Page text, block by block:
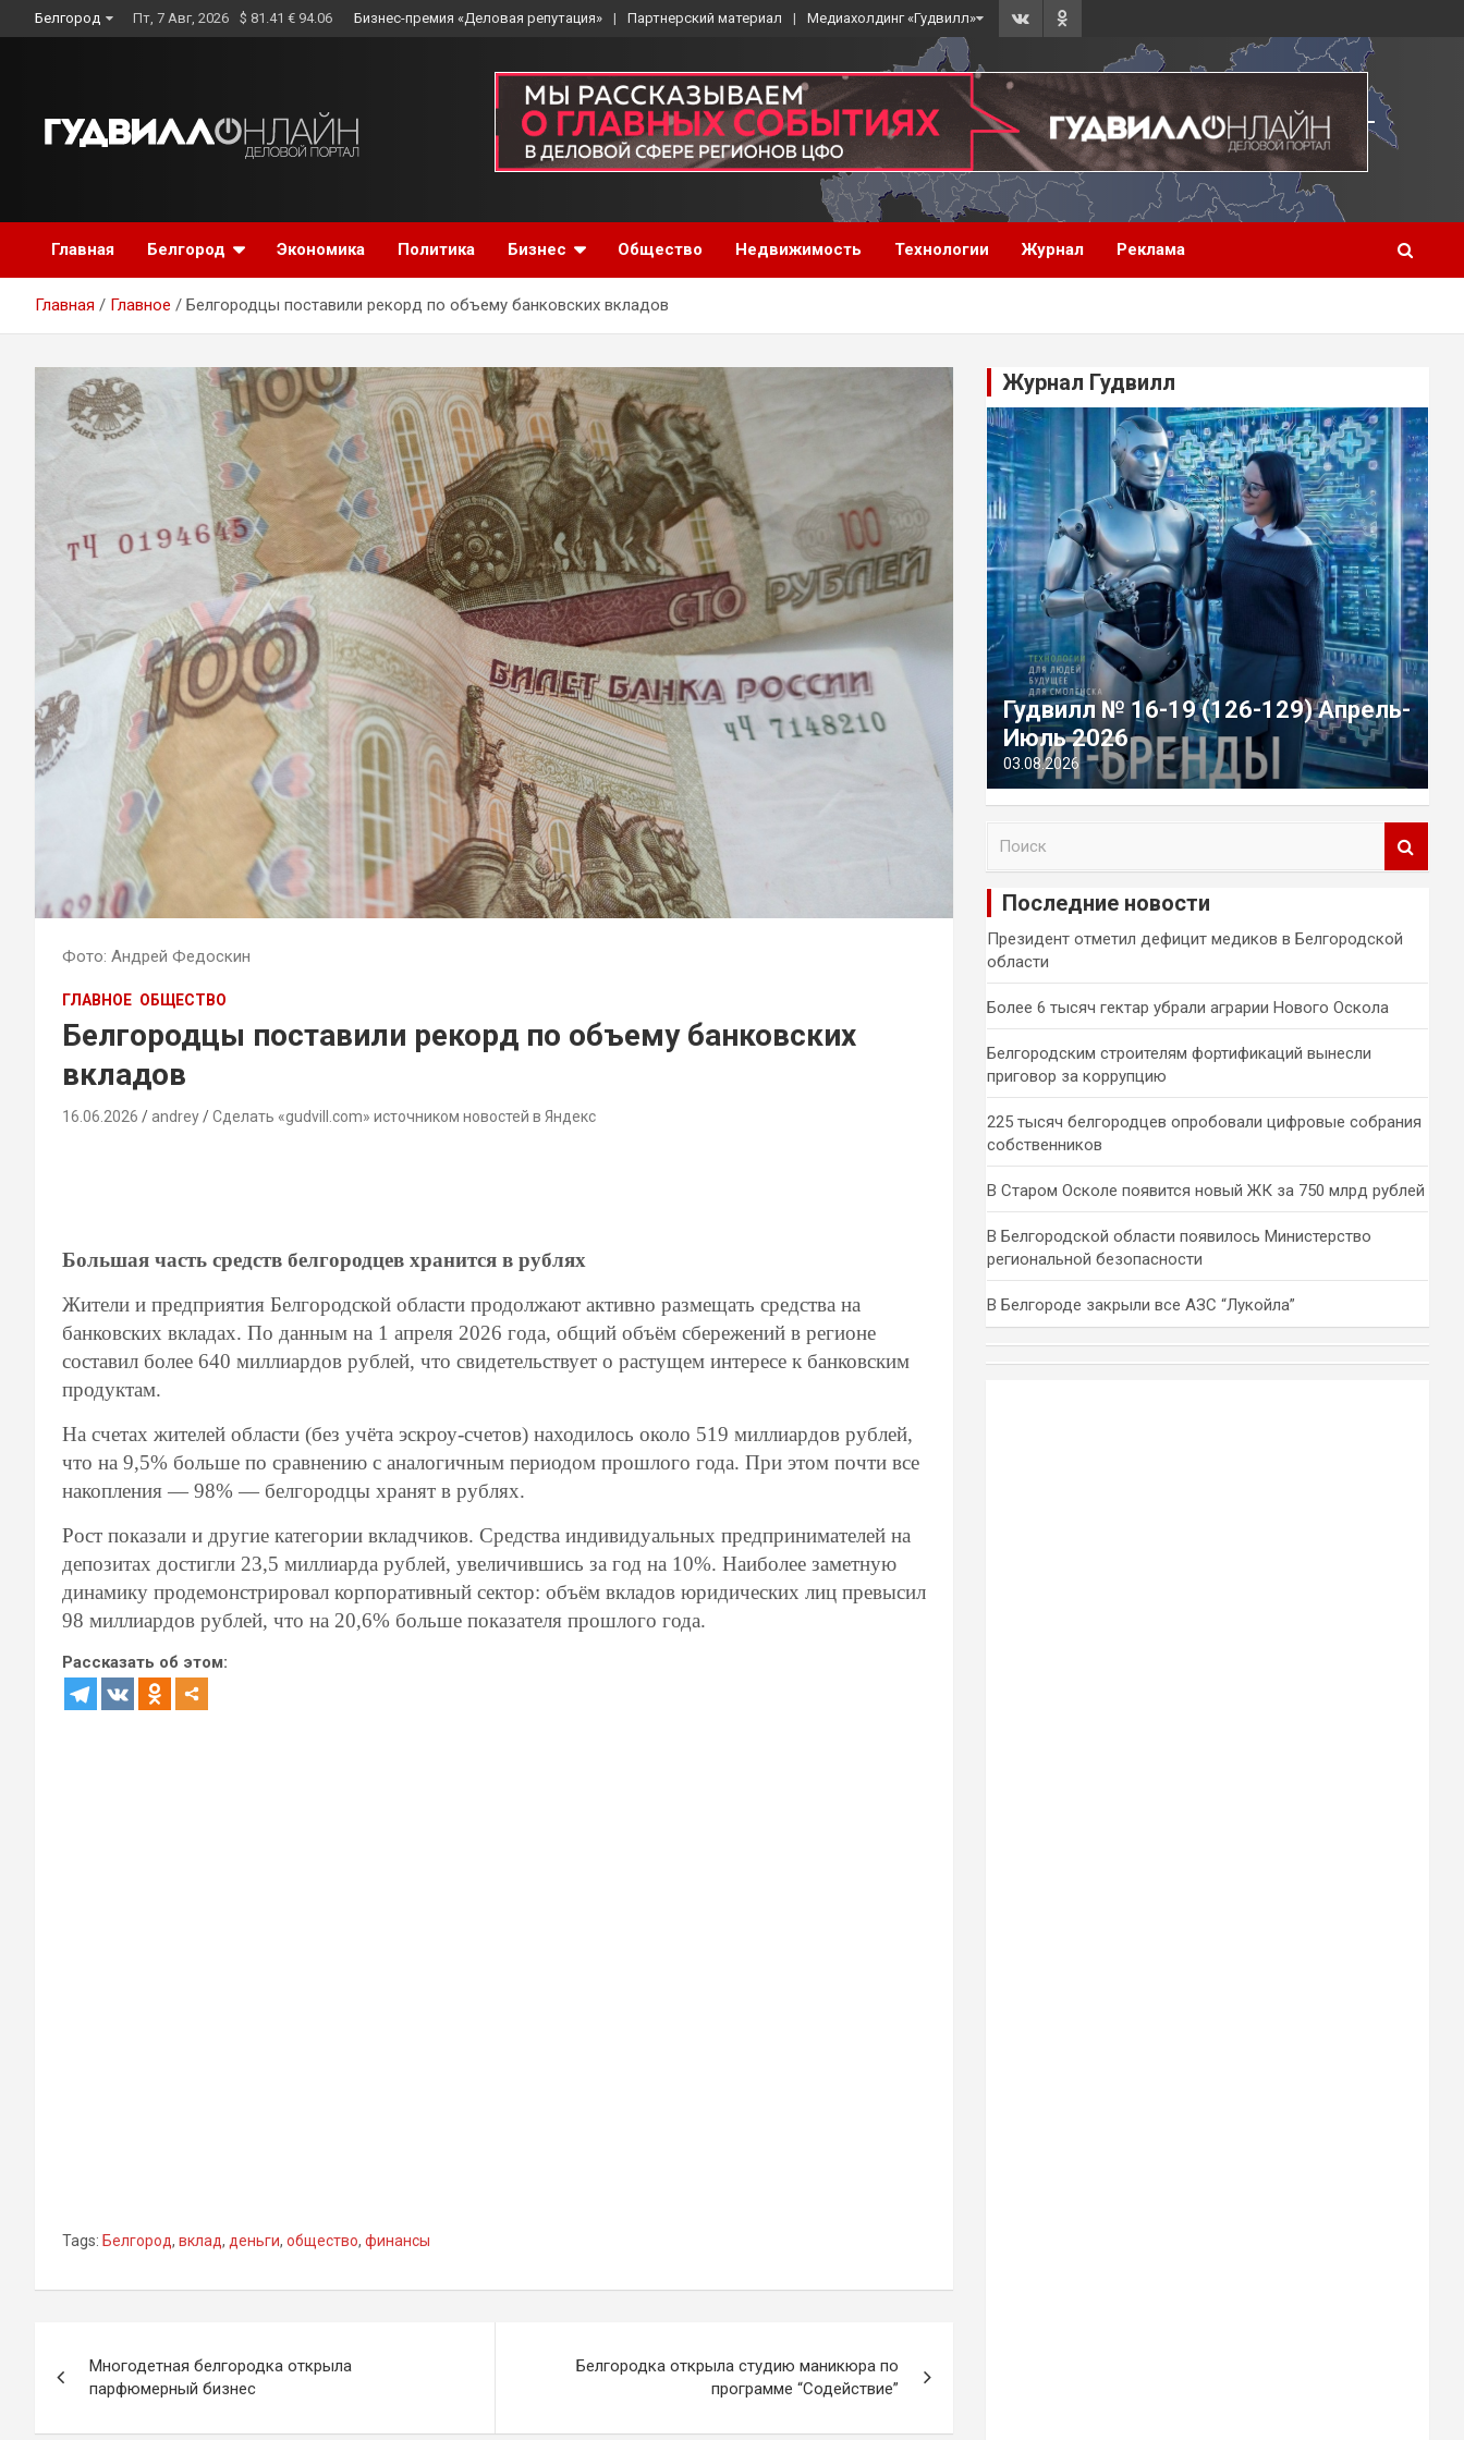
to
Белгород Пт, 7 Авг, 2026 $ 81.41 € 94.06 Бизнес-премия «Деловая репутация» Партнерский материал Медиахолдинг «Гудвилл»
Главная Белгород Экономика Политика Бизнес Общество Недвижимость Технологии Журнал Реклама
Главная Главное Белгородцы поставили рекорд по объему банковских вкладов
Фото: Андрей Федоскин
ГЛАВНОЕ ОБЩЕСТВО
Белгородцы поставили рекорд по объему банковских
вкладов
16.06.2026 andrey Сделать «gudvill.com» источником новостей в Яндекс
Большая часть средств белгородцев хранится в рублях
Жители и предприятия Белгородской области продолжают активно размещать средства на
банковских вкладах. По данным на 1 апреля 2026 года, общий объём сбережений в регионе
составил более 640 миллиардов рублей, что свидетельствует о растущем интересе к банковским
продуктам.
На счетах жителей области (без учёта эскроу-счетов) находилось около 519 миллиардов рублей,
что на 9,5% больше по сравнению с аналогичным периодом прошлого года. При этом почти все
накопления — 98% — белгородцы хранят в рублях.
Рост показали и другие категории вкладчиков. Средства индивидуальных предпринимателей на
депозитах достигли 23,5 миллиарда рублей, увеличившись за год на 10%. Наиболее заметную
динамику продемонстрировал корпоративный сектор: объём вкладов юридических лиц превысил
98 миллиардов рублей, что на 20,6% больше показателя прошлого года.
Рассказать об этом:
Tags: Белгород, вклад, деньги, общество, финансы
по
Многодетная белгородка открыла
парфюмерный бизнес
Белгородка открыла студию маникюра по
программе “Содействие”
Журнал Гудвилл
Гудвилл № 16-19 (126-129) Апрель-
Июль 2026
03.08.2026
и
Последние новости
Президент отметил дефицит медиков в Белгородской
области
Более 6 тысяч гектар убрали аграрии Нового Оскола
Белгородским строителям фортификаций вынесли
приговор за коррупцию
225 тысяч белгородцев опробовали цифровые собрания
собственников
В Старом Осколе появится новый ЖК за 750 млрд рублей
В Белгородской области появилось Министерство
региональной безопасности
В Белгороде закрыли все АЗС “Лукойла”